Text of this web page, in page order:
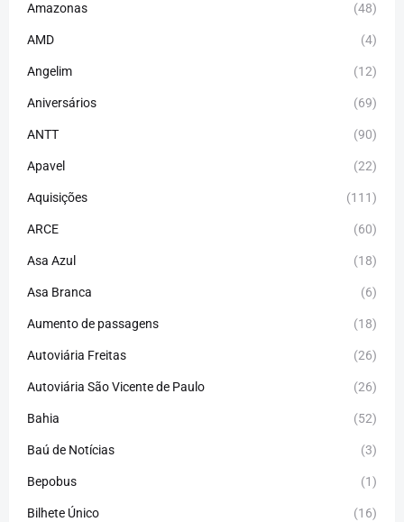
Amazonas (48)
AMD (4)
Angelim (12)
Aniversários (69)
ANTT (90)
Apavel (22)
Aquisições (111)
ARCE (60)
Asa Azul (18)
Asa Branca (6)
Aumento de passagens (18)
Autoviária Freitas (26)
Autoviária São Vicente de Paulo (26)
Bahia (52)
Baú de Notícias (3)
Bepobus (1)
Bilhete Único (16)